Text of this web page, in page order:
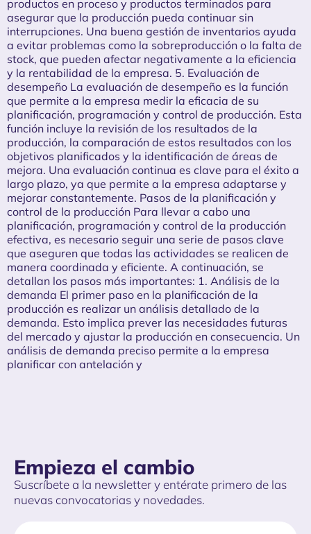
productos en proceso y productos terminados para
asegurar que la producción pueda continuar sin
interrupciones. Una buena gestión de inventarios ayuda
a evitar problemas como la sobreproducción o la falta de
stock, que pueden afectar negativamente a la eficiencia
y la rentabilidad de la empresa. 5. Evaluación de
desempeño La evaluación de desempeño es la función
que permite a la empresa medir la eficacia de su
planificación, programación y control de producción. Esta
función incluye la revisión de los resultados de la
producción, la comparación de estos resultados con los
objetivos planificados y la identificación de áreas de
mejora. Una evaluación continua es clave para el éxito a
largo plazo, ya que permite a la empresa adaptarse y
mejorar constantemente. Pasos de la planificación y
control de la producción Para llevar a cabo una
planificación, programación y control de la producción
efectiva, es necesario seguir una serie de pasos clave
que aseguren que todas las actividades se realicen de
manera coordinada y eficiente. A continuación, se
detallan los pasos más importantes: 1. Análisis de la
demanda El primer paso en la planificación de la
producción es realizar un análisis detallado de la
demanda. Esto implica prever las necesidades futuras
del mercado y ajustar la producción en consecuencia. Un
análisis de demanda preciso permite a la empresa
planificar con antelación y
Empieza el cambio
Suscríbete a la newsletter y entérate primero de las
nuevas convocatorias y novedades.